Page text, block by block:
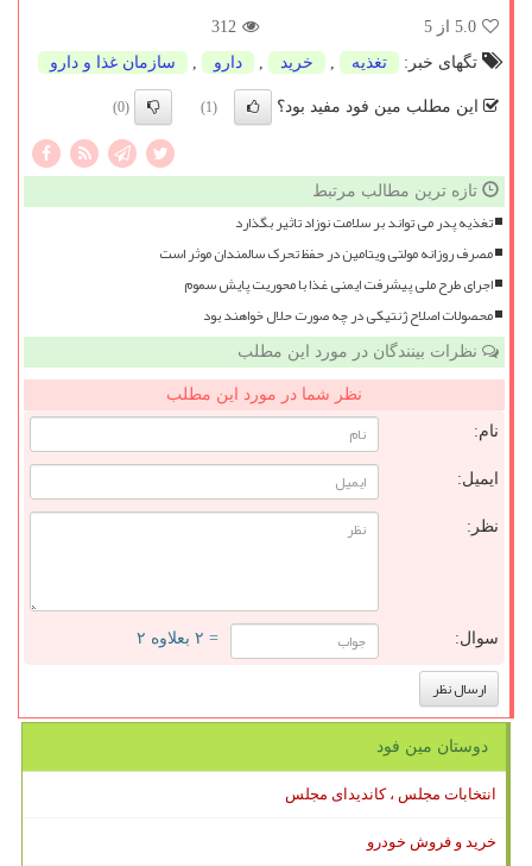
5.0 از 5
312
تگهای خبر:
تغذیه خرید دارو سازمان غذا و دارو
این مطلب مین فود مفید بود؟ (1)
(0)
تازه ترین مطالب مرتبط
تغذیه پدر می تواند بر سلامت نوزاد تاثیر بگذارد
مصرف روزانه مولتی ویتامین در حفظ تحرک سالمندان موثر است
اجرای طرح ملی پیشرفت ایمنی غذا با محوریت پایش سموم
محصولات اصلاح ژنتیکی در چه صورت حلال خواهند بود
نظرات بینندگان در مورد این مطلب
نظر شما در مورد این مطلب
نام:
ایمیل:
نظر:
سوال: = ۲ بعلاوه ۲
دوستان مین فود
انتخابات مجلس ، کاندیدای مجلس
خرید و فروش خودرو